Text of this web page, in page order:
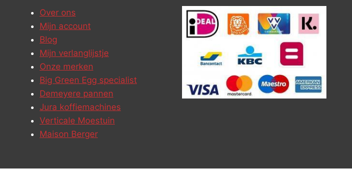
Over ons
Mijn account
Blog
Mijn verlanglijstje
Onze merken
Big Green Egg specialist
Demeyere pannen
Jura koffiemachines
Verticale Moestuin
Maison Berger